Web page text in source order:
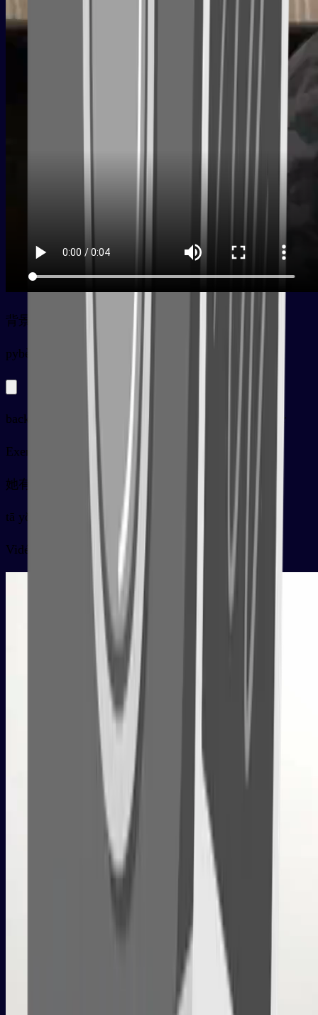
背景
pybèijǐng
background, backdrop, context, (fig.) powerful backer
Exemples
她有个主意, 以纯白色为背景拍摄
tā yǒu gè zhǔyi , yǐ chúnbáisè wèi bèijǐng pāishè
Vidéo de la carte